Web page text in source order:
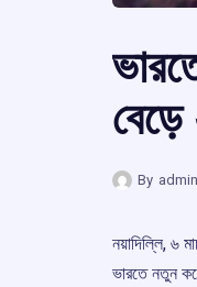
By admin
নয়াদিল্লি, ৬
ভারতে নতুন